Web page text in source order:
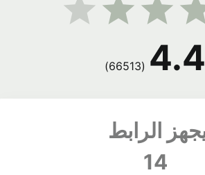
4.4
(66513)
14